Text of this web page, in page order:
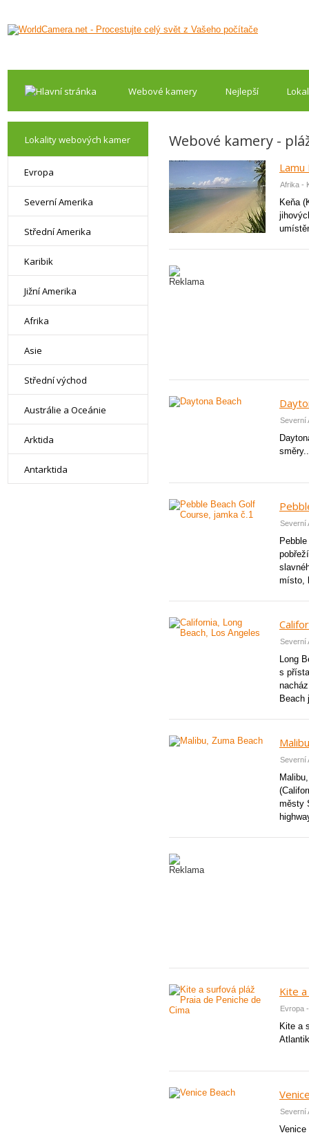
Webové kamery Nejlepší
Lokality webových kamer
Evropa
Severní Amerika
Střední Amerika
Karibik
Jižní Amerika
Afrika
Asie
Střední východ
Austrálie a Oceánie
Arktida
Antarktida
Webové kamery -
Lamu
Afrika -
Keňa
Severní
Severní
místo,
Severní
Long
s
Beach
Severní
městy
Kite
Evropa
Kite a
Severní
Venice